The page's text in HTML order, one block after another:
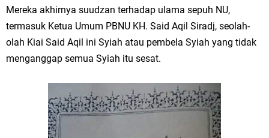
Mereka akhirnya suudzan terhadap ulama sepuh NU,
termasuk Ketua Umum PBNU KH. Said Aqil Siradj, seolah-
olah Kiai Said Aqil ini Syiah atau pembela Syiah yang tidak
menganggap semua Syiah itu sesat.